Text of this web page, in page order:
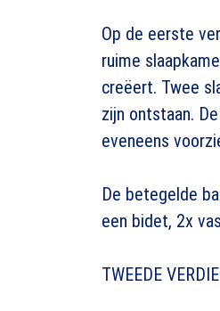
Op de eerste
ruime
creëert. Twee
zijn ontstaan.
eveneens
De betegelde
een bidet, 2x
TWEEDE